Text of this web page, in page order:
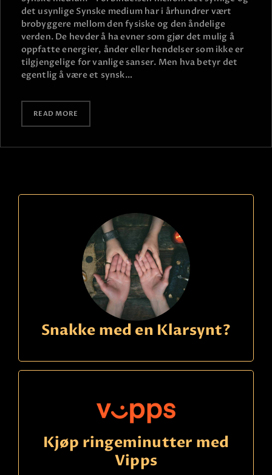
det usynlige Synske medium har i århundrer vært
brobyggere mellom den fysiske og den åndelige
verden. De hevder å ha evner som gjør det mulig å
oppfatte energier, ånder eller hendelser som ikke er
tilgjengelige for vanlige sanser. Men hva betyr det
egentlig å være et synsk…
READ MORE
Snakke med en Klarsynt?
Kjøp ringeminutter med
Vipps